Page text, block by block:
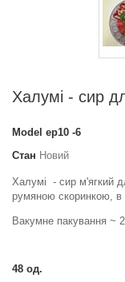
Халумі - сир
Model ер10 -6
Стан Новий
Халумі - сир м'ягкий
румяною скоринкою, в
Вакумне пакування ~
48 од.